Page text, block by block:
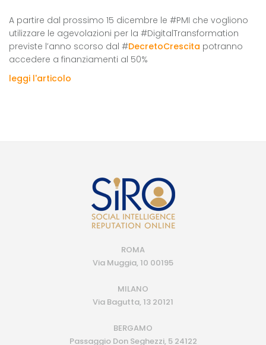
A partire dal prossimo 15 dicembre le #PMI che vogliono
utilizzare le agevolazioni per la #DigitalTransformation
previste l’anno scorso dal #DecretoCrescita potranno
accedere a finanziamenti al 50%
leggi l'articolo
ROMA
Via Muggia, 10 00195
MILANO
Via Bagutta, 13 20121
BERGAMO
Passaggio Don Seghezzi, 5 24122